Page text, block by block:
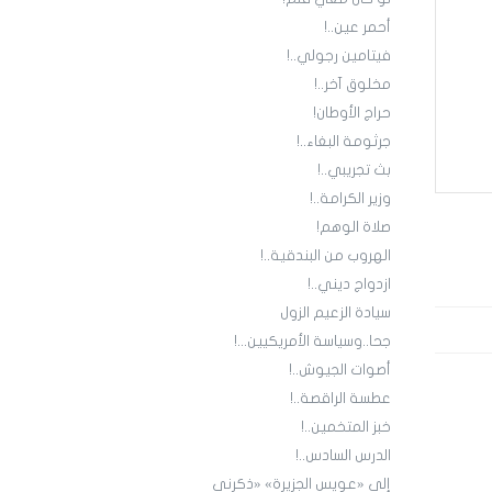
أحمر عين..!
فيتامين رجولي..!
مخلوق آخر..!
حراج الأوطان!
جرثومة البغاء..!
بث تجريبي..!
وزير الكرامة..!
صلاة الوهم!
الهروب من البندقية..!
ازدواج ديني..!
سيادة الزعيم الزول
جحا..وسياسة الأمريكيين...!
أصوات الجيوش..!
عطسة الراقصة..!
خبز المتخمين..!
الدرس السادس..!
إلى «عويس الجزيرة» «ذكرني